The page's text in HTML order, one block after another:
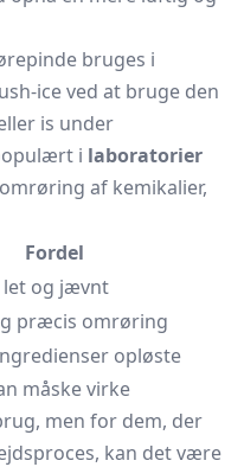
bruges i
ice ved at bruge den
is under
i laboratorier
af kemikalier,
Fordel
let og jævnt
præcis omrøring
opløste
måske virke
men for dem, der
kan det være